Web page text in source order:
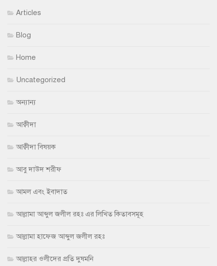
Articles
Blog
Home
Uncategorized
অন্যান্য
আক্বীদা
আক্বীদা বিষয়ক
আবু দাউদ শরীফ
আমল এবং ইবাদাত
আল্লামা আব্দুল জলীল রহঃ এর লিখিত কিতাবসমূহ
আল্লামা হাফেজ আব্দুল জলীল রহঃ
আল্লাহর ওলীদের প্রতি দুষমনি